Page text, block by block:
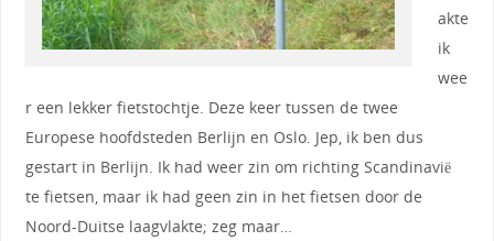
akte
ik
wee
r een lekker fietstochtje. Deze keer tussen de twee
Europese hoofdsteden Berlijn en Oslo. Jep, ik ben dus
gestart in Berlijn. Ik had weer zin om richting Scandinavië
te fietsen, maar ik had geen zin in het fietsen door de
Noord-Duitse laagvlakte; zeg maar…